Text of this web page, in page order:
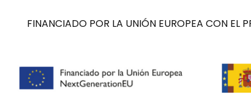
FINANCIADO POR LA UNIÓN EUROPEA CON EL